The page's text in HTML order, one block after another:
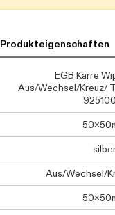
Produkteigenschaften
EGB Karre
Aus/Wechsel/Kreuz/
Aus/Wechsel/